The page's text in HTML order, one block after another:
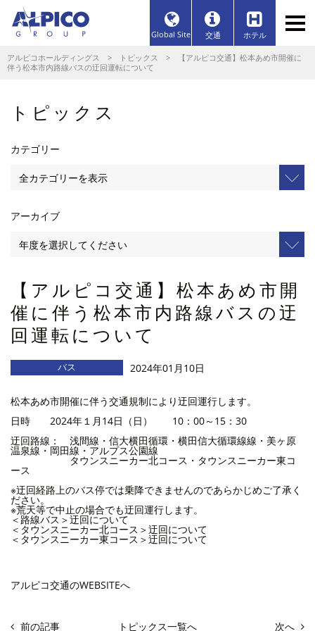
Global Site 交通 ホテル
アルピコホールディングス > トピックス > 【アルピコ交通】松本あめ市開催に
伴う松本市内路線バスの迂回運転について
トピックス
カテゴリー
アーカイブ
【アルピコ交通】松本あめ市開
催に伴う松本市内路線バスの迂
回運転について
バス 2024年01月10日
松本あめ市開催に伴う交通規制により迂回運行します。
日時 2024年１月14日（日） 10：00～15：30
迂回路線： 浅間線・信大横田循環・横田信大循環線線・美ヶ原
温泉線・岡田線・アルプス公園線
タウンスニーカー北コース・タウンスニーカー東コ
ース
※迂回経路上のバス停では乗降できませんのであらかじめご了承く
ださい。
※荒天等で中止の場合でも迂回運行します。
＜路線バス＞迂回について
＜タウンスニーカー北コース＞迂回について
＜タウンスニーカー東コース＞迂回について
アルピコ交通のWEBSITEへ
前の記事 トピックス一覧へ 次へ